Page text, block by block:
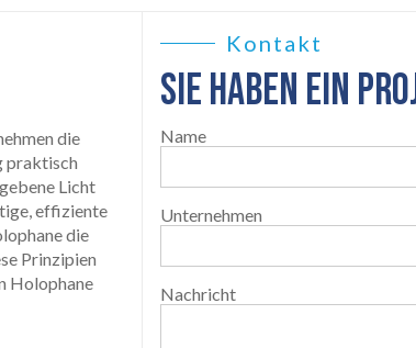
die
praktisch
Licht
effiziente
die
Prinzipien
Holophane
Kontakt
SIE HABEN EIN
Name
Unternehmen
Nachricht